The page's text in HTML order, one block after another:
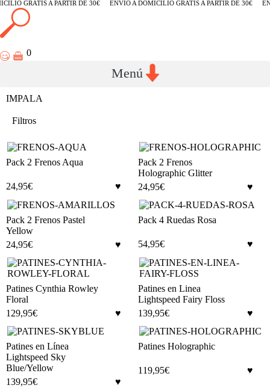
GRATIS A PARTIR DE 30€ ENVÍO A DOMICILIO GRATIS A PARTIR DE 30€
0
IMPALA
Filtros
Pack 2 Frenos Aqua
24,95€
Pack 2 Frenos
Holographic Glitter
24,95€
Pack 2 Frenos Pastel
Yellow
24,95€
Pack 4 Ruedas Rosa
54,95€
Patines Cynthia Rowley
Floral
129,95€
Patines en Linea
Lightspeed Fairy Floss
139,95€
Patines en Línea
Lightspeed Sky
Blue/Yellow
139,95€
Patines Holographic
119,95€